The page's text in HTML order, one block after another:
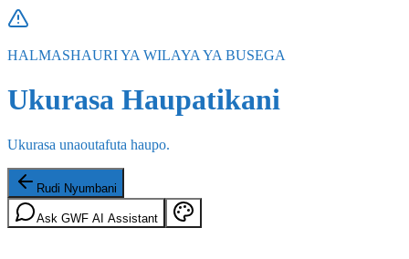
HALMASHAURI YA WILAYA YA BUSEGA
Ukurasa Haupatikani
Ukurasa unaoutafuta haupo.
Rudi Nyumbani
Ask GWF AI Assistant